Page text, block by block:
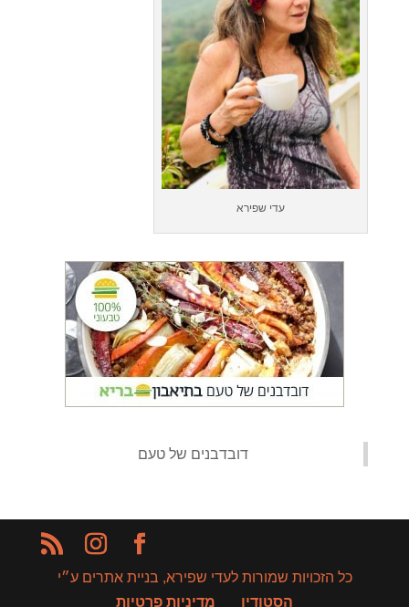
עדי שפירא
‏דובדבנים של טעם‏
כל הזכויות שמורות לעדי שפירא, בניית אתרים ע״י
הסטודיו
מדיניות פרטיות